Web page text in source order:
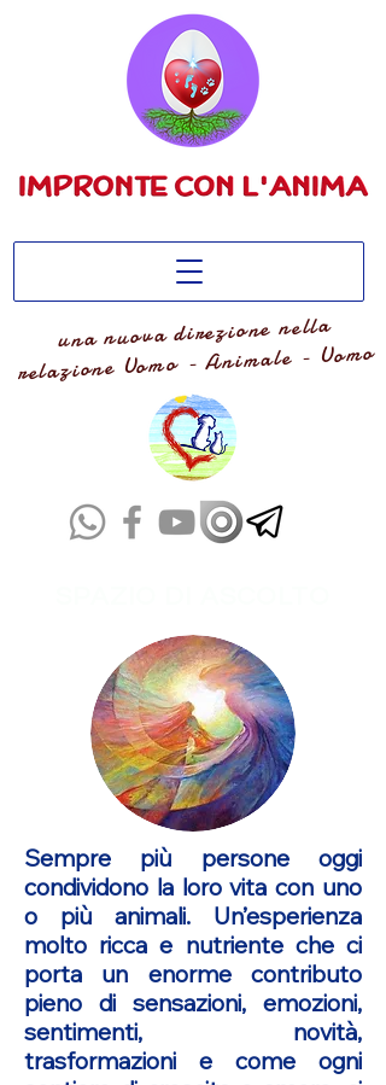
una nuova direzione nella
relazione Uomo - Animale - Uomo
Sempre più persone oggi
condividono la loro vita con uno
o più animali. Un’esperienza
molto ricca e nutriente che ci
porta un enorme contributo
pieno di sensazioni, emozioni,
sentimenti, novità,
trasformazioni e come ogni